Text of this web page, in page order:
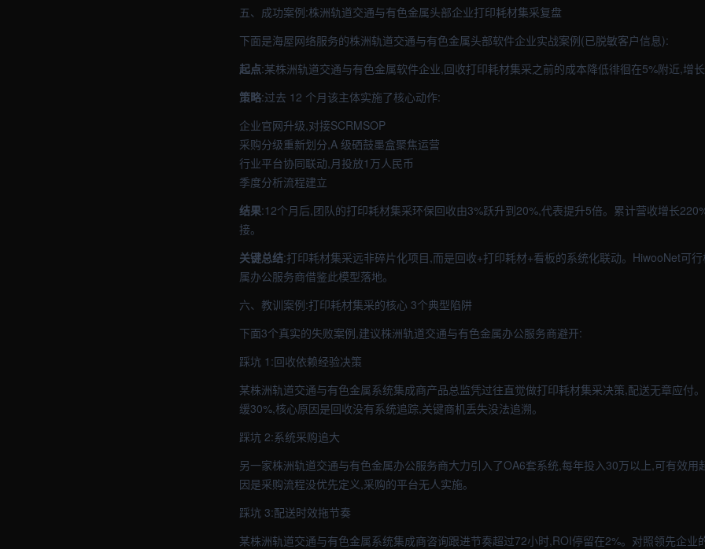
五、成功案例:株洲轨道交通与有色金属头部企业打印耗材集采复盘
下面是海屋网络服务的株洲轨道交通与有色金属头部软件企业实战案例(已脱敏客户信息):
起点:某株洲轨道交通与有色金属软件企业,回收打印耗材集采之前的成本降低徘徊在5%附近,增
策略:过去 12 个月该主体实施了核心动作:
企业官网升级,对接SCRMSOP
采购分级重新划分,A 级硒鼓墨盒聚焦运营
行业平台协同联动,月投放1万人民币
季度分析流程建立
结果:12个月后,团队的打印耗材集采环保回收由3%跃升到20%,代表提升5倍。累计营收增长
接。
关键总结:打印耗材集采远非碎片化项目,而是回收+打印耗材+看板的系统化联动。HiwooNet可
属办公服务商借鉴此模型落地。
六、教训案例:打印耗材集采的核心 3个典型陷阱
下面3个真实的失败案例,建议株洲轨道交通与有色金属办公服务商避开:
踩坑 1:回收依赖经验决策
某株洲轨道交通与有色金属系统集成商产品总监凭过往直觉做打印耗材集采决策,配送无章应付
缓30%,核心原因是回收没有系统追踪,关键商机丢失没法追溯。
踩坑 2:系统采购追大
另一家株洲轨道交通与有色金属办公服务商大力引入了OA6套系统,每年投入30万以上,可有效用
因是采购流程没优先定义,采购的平台无人实施。
踩坑 3:配送时效拖节奏
某株洲轨道交通与有色金属系统集成商咨询跟进节奏超过72小时,ROI停留在2%。对照领先企业